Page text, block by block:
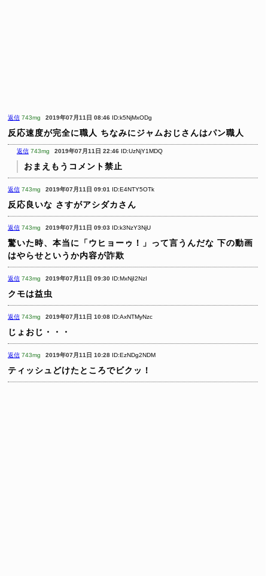
返信 743mg 2019年07月11日 08:46 ID:k5NjMxODg
反応速度が完全に職人 ちなみにジャムおじさんはパン職人
返信 743mg 2019年07月11日 22:46 ID:UzNjY1MDQ
おまえもうコメント禁止
返信 743mg 2019年07月11日 09:01 ID:E4NTY5OTk
反応良いな さすがアシダカさん
返信 743mg 2019年07月11日 09:03 ID:k3NzY3NjU
驚いた時、本当に「ウヒョーゥ！」って言うんだな 下の動画
はやらせというか内容が詐欺
返信 743mg 2019年07月11日 09:30 ID:MxNjI2NzI
クモは益虫
返信 743mg 2019年07月11日 10:08 ID:AxNTMyNzc
じょおじ・・・
返信 743mg 2019年07月11日 10:28 ID:EzNDg2NDM
ティッシュどけたところでビクッ！